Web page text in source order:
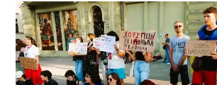
В одесском жилмассиве Радужном
мужчина: что известно
27-07-2026 в 13:47
ВИБОР РЕДАКЦИИ